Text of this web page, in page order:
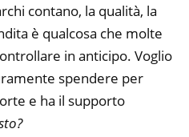
contano, la qualità, la
è qualcosa che molte
in anticipo. Voglio
spendere per
e ha il supporto